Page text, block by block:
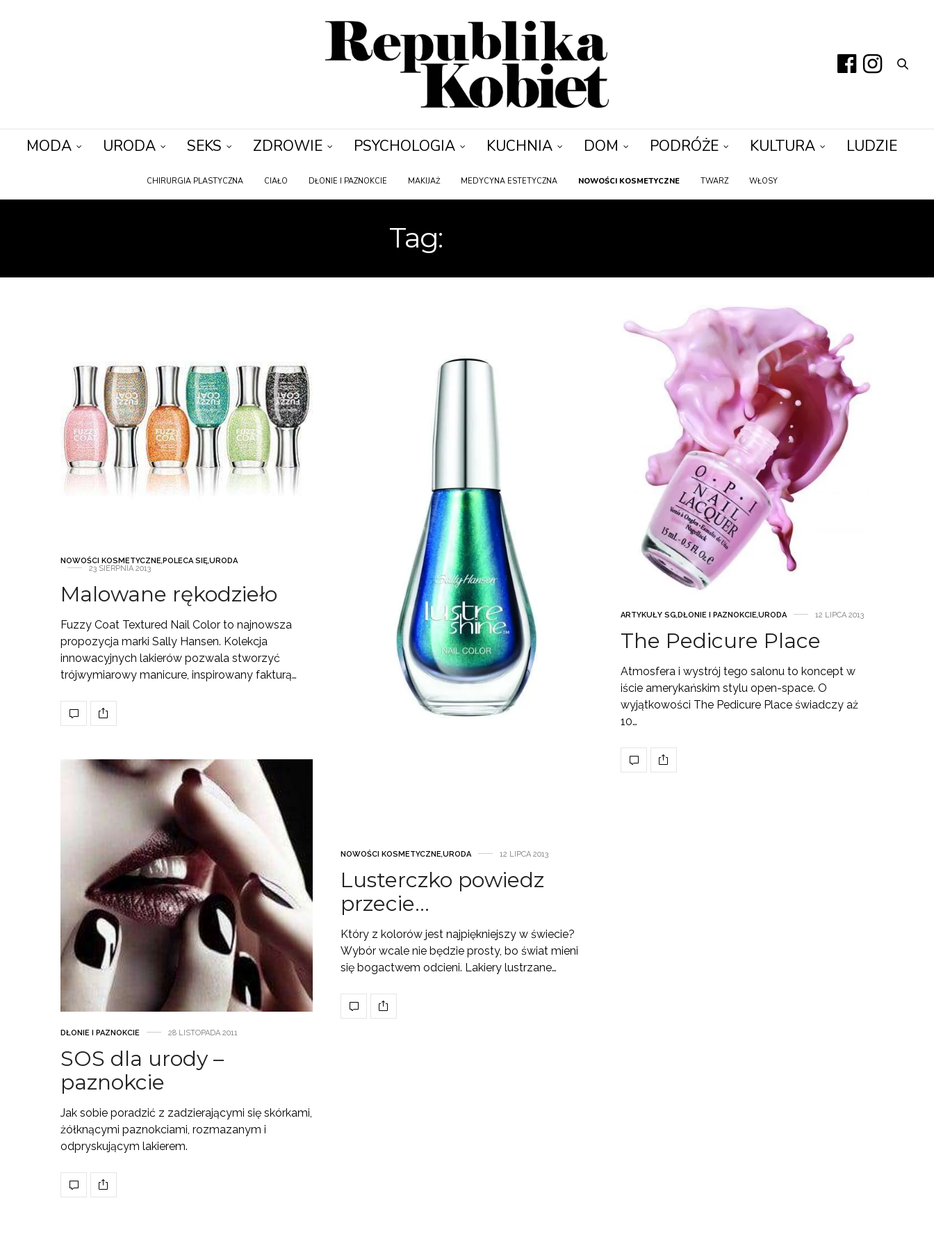
MODA URODA SEKS ZDROWIE PSYCHOLOGIA KUCHNIA DOM PODRÓŻE KULTURA LUDZIE
CHIRURGIA PLASTYCZNA CIAŁO DŁONIE I PAZNOKCIE MAKIJAŻ MEDYCYNA ESTETYCZNA NOWOŚCI KOSMETYCZNE TWARZ WŁOSY
Tag:
NOWOŚCI KOSMETYCZNE,POLECA SIĘ,URODA
23 SIERPNIA 2013
Malowane rękodzieło
Fuzzy Coat Textured Nail Color to najnowsza
propozycja marki Sally Hansen. Kolekcja
innowacyjnych lakierów pozwala stworzyć
trójwymiarowy manicure, inspirowany fakturą…
NOWOŚCI KOSMETYCZNE URODA 12 LIPCA 2013
Lusterczko powiedz
przecie…
Który z kolorów jest najpiękniejszy w świecie?
Wybór wcale nie będzie prosty, bo świat mieni
się bogactwem odcieni. Lakiery lustrzane…
ARTYKUŁY SG,DŁONIE I PAZNOKCIE,URODA 12 LIPCA 2013
The Pedicure Place
Atmosfera i wystrój tego salonu to koncept w
iście amerykańskim stylu open-space. O
wyjątkowości The Pedicure Place świadczy aż
10…
DŁONIE I PAZNOKCIE 28 LISTOPADA 2011
SOS dla urody –
paznokcie
Jak sobie poradzić z zadzierającymi się skórkami,
żółknącymi paznokciami, rozmazanym i
odpryskującym lakierem.